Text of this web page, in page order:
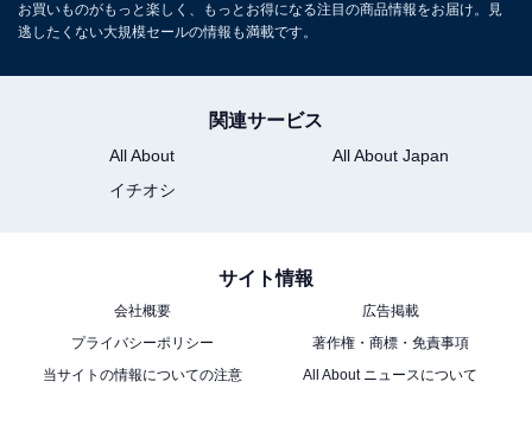
Dyson(ダイソン) V8 Slim Fluffy Extra コードレス掃除機
SV10K EXT BU AM
Amazonで見る
お買いものがもっと楽しく、もっとお得になる注目の商品情報をお届け。見
逃したくない大規模セールの情報も満載です。
関連サービス
All About
All About Japan
イチオシ
サイト情報
会社概要
広告掲載
プライバシーポリシー
著作権・商標・免責事項
当サイトの情報についての注意
All About ニュースについて